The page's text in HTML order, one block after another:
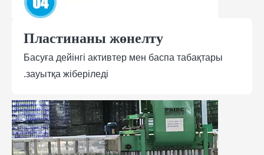
Пластинаны жөнелту
Басуға дейінгі активтер мен баспа табақтары
зауытқа жіберіледі.